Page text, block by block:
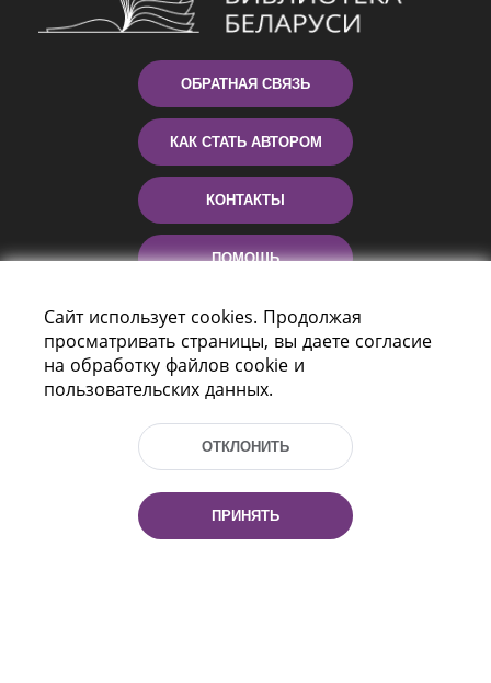
ОБРАТНАЯ СВЯЗЬ
КАК СТАТЬ АВТОРОМ
КОНТАКТЫ
ПОМОЩЬ
Пр-т Независимости 116
г. Минск, Республика Беларусь, 220114
Тел.: (+375 17) 368 37 37, Факс: (+375 17)
Сайт использует cookies. Продолжая
просматривать страницы, вы даете согласие
на обработку файлов cookie и
пользовательских данных.
ОТКЛОНИТЬ
ПРИНЯТЬ